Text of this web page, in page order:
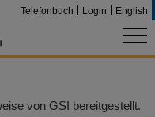
Telefonbuch Login English
von GSI bereitgestellt.